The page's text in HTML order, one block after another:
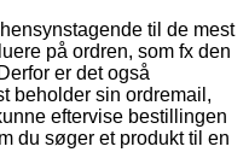
til de mest
på ordren, som fx den
er det også
beholder sin ordremail,
eftervise bestillingen
du søger et produkt til en